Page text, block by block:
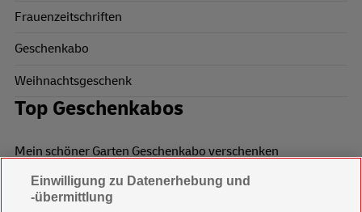
Frauenzeitschriften
Geschenkabo
Weihnachtsgeschenk
Top Geschenkabos
Mein schöner Garten Geschenkabo verschenken
Wohnen & Garten Geschenkabo verschenken
Einwilligung zu Datenerhebung und
-übermittlung